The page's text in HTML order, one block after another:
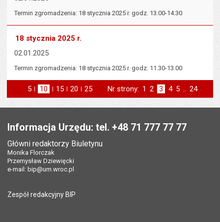
Termin zgromadzenia: 18 stycznia 2025 r. godz. 13.00-14.30
18 stycznia 2025 r.
02.01.2025
Termin zgromadzenia: 18 stycznia 2025 r. godz. 11.30-13.00
5 elementów na stronie
10 elementów
na stronie
15 elementów
na stronie
20 elementów
na stronie
25 elementów
na stronie
Nr strony: Strona
1 Strona
2 Strona
3 Strona
4 Strona
5 .. Strona
24
Informacja Urzędu: tel. +48 71 777 77 77
Główni redaktorzy Biuletynu
Monika Florczak
Przemysław Dziewięcki
e-mail: bip@um.wroc.pl
Zespół redakcyjny BIP